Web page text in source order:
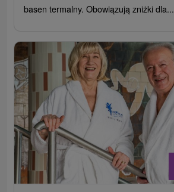
basen termalny. Obowiązują zniżki dla...